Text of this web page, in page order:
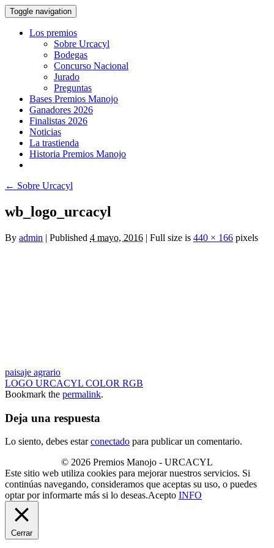
Toggle navigation
Los premios
Sobre Urcacyl
Bodegas
Concurso Nacional
Jurado
Preguntas
Bases Premios Manojo
Ganadores 2026
Finalistas 2026
Noticias
La trastienda
Historia Premios Manojo
← Sobre Urcacyl
wb_logo_urcacyl
By admin | Published 4 mayo, 2016 | Full size is 440 × 166 pixels
paisaje agrario
LOGO URCACYL COLOR RGB
Bookmark the permalink.
Deja una respuesta
Lo siento, debes estarconectado para publicar un comentario.
© 2026 Premios Manojo - URCACYL
Este sitio web utiliza cookies para mejorar nuestros servicios. Si
continúas navegando, consideramos que aceptas su uso, o puedes
optar por informarte más si lo deseas.Acepto INFO
Cerrar